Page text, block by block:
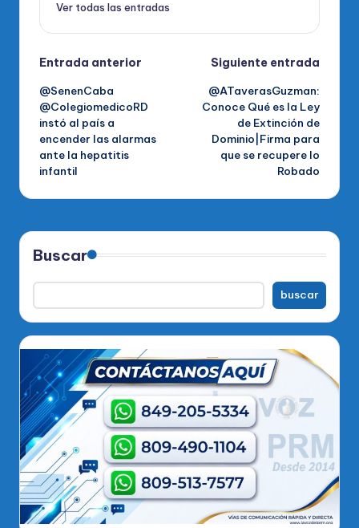
Ver todas las entradas
Navegación
de
entradas
Entrada anterior
@SenenCaba
@ColegiomedicoRD
instó al país a
encender las alarmas
ante la hepatitis
infantil
Siguiente entrada
@ATaverasGuzman:
Conoce Qué es la Ley
de Extinción de
Dominio|Firma para
que se recupere lo
Robado
Buscar
buscar